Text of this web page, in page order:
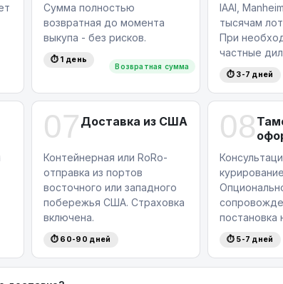
Возвратная сумма
Сумма полностью
возвратная до момента
выкупа - без рисков.
⏱ 1 день
IAAI,
тысячам
При
частные
⏱ 3-7 дней
07 Доставка из США
Контейнерная или RoRo-
отправка из портов
восточного или западного
побережья США. Страховка
включена.
⏱ 60-90 дней
08
постановка
⏱ 5-7 дней